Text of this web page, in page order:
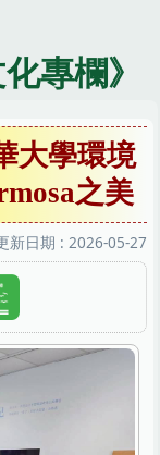
專欄》
大學環境
之美
新日期 : 2026-05-27